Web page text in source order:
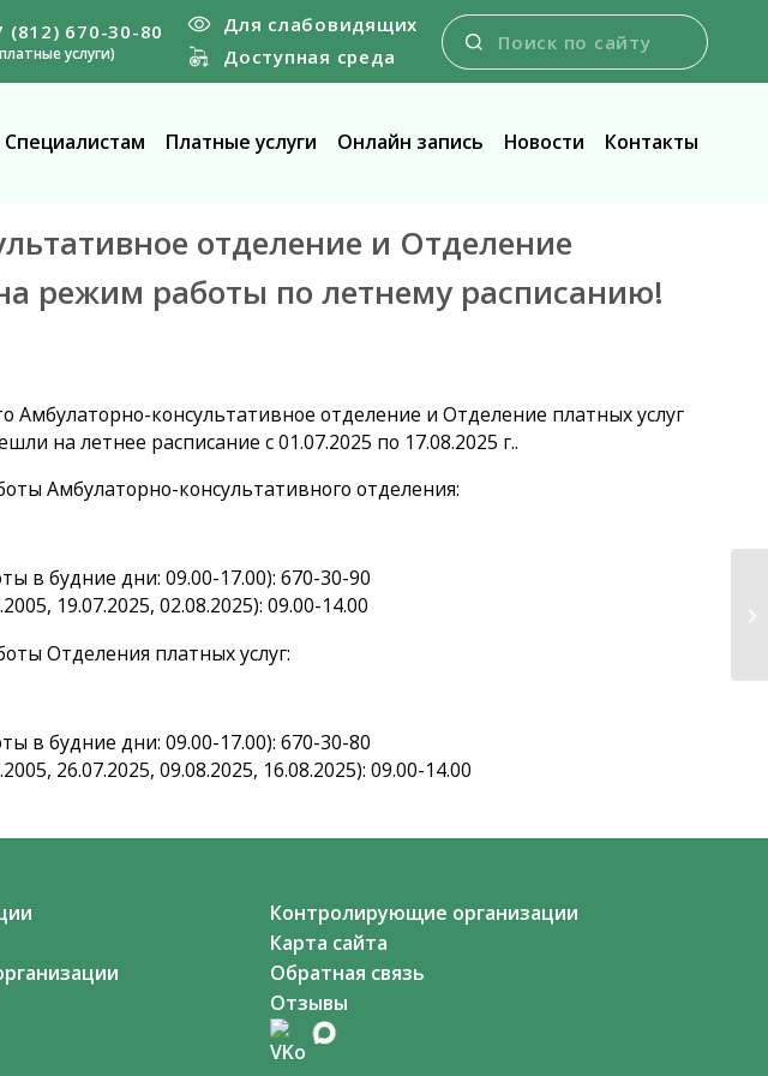
(812) 670-30-80
услуги)
Для слабовидящих
Доступная среда
Специалистам Платные услуги Онлайн запись Новости Контакты
отделение и Отделение
режим работы по летнему расписанию!
Амбулаторно-консультативное отделение и Отделение платных услуг
на летнее расписание с 01.07.2025 по 17.08.2025 г..
Амбулаторно-консультативного отделения:
в будние дни: 09.00-17.00): 670-30-90
19.07.2025, 02.08.2025): 09.00-14.00
Отделения платных услуг:
в будние дни: 09.00-17.00): 670-30-80
26.07.2025, 09.08.2025, 16.08.2025): 09.00-14.00
Контролирующие организации
Карта сайта
Обратная связь
Отзывы